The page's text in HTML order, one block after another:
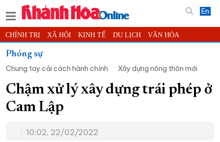
En
CHÍNH TRỊ XÃ HỘI KINH TẾ DU LỊCH VĂN HÓA
THỂ THAO
KHOA HỌC - CÔNG NGHỆ PHÁP LUẬT BẠN ĐỌC PHÓNG SỰ
THẾ GIỚI MULTIMEDIA VIDEO ĐỌC BÁO ONLINE
PODCAST THÔNG TIN - QUẢNG CÁO
TRƯỜNG SA BIỂN ĐẢO QUÊ HƯƠNG
Phóng sự
Chung tay cải cách hành chính
Xây dựng nông thôn mới
Chậm xử lý xây dựng trái phép ở
Cam Lập
10:02, 22/02/2022